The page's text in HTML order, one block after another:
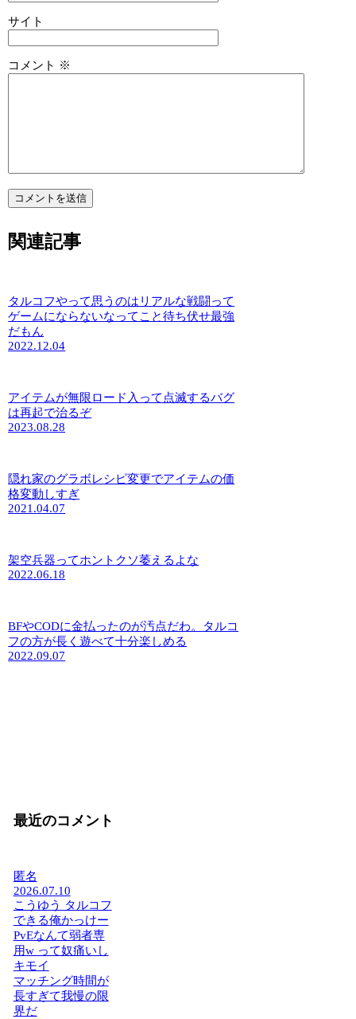
サイト
コメント ※
関連記事
タルコフやって思うのはリアルな戦闘って
ゲームにならないなってこと待ち伏せ最強
だもん
2022.12.04
アイテムが無限ロード入って点滅するバグ
は再起で治るぞ
2023.08.28
隠れ家のグラボレシピ変更でアイテムの価
格変動しすぎ
2021.04.07
架空兵器ってホントクソ萎えるよな
2022.06.18
BFやCODに金払ったのが汚点だわ。タルコ
フの方が長く遊べて十分楽しめる
2022.09.07
最近のコメント
匿名
2026.07.10
こうゆう タルコフ
できる俺かっけー
PvEなんて弱者専
用w って奴痛いし
キモイ
マッチング時間が
長すぎて我慢の限
界だ